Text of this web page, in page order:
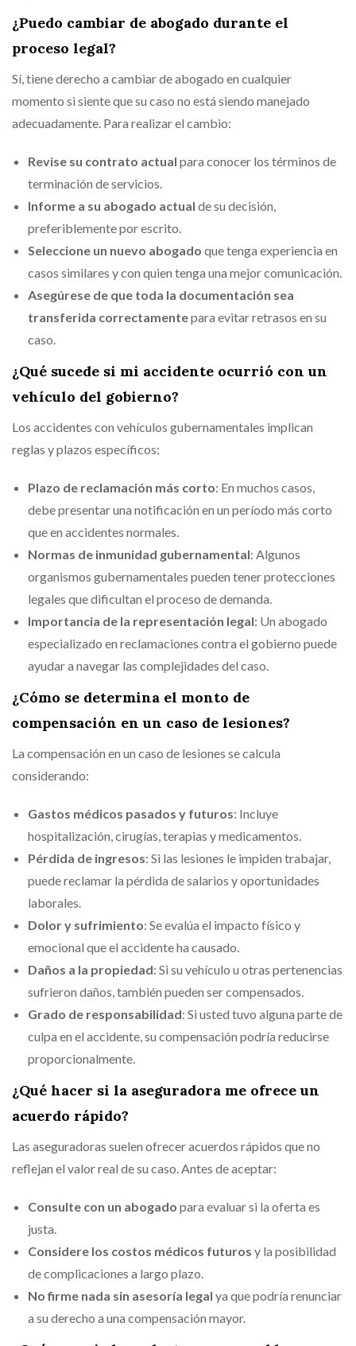
¿Puedo cambiar de abogado durante el
proceso legal?
Sí, tiene derecho a cambiar de abogado en cualquier
momento si siente que su caso no está siendo manejado
adecuadamente. Para realizar el cambio:
Revise su contrato actual para conocer los términos de
terminación de servicios.
Informe a su abogado actual de su decisión,
preferiblemente por escrito.
Seleccione un nuevo abogado que tenga experiencia en
casos similares y con quien tenga una mejor comunicación.
Asegúrese de que toda la documentación sea
transferida correctamentepara evitar retrasos en su
caso.
¿Qué sucede si mi accidente ocurrió con un
vehículo del gobierno?
Los accidentes con vehículos gubernamentales implican
reglas y plazos específicos:
Plazo de reclamación más corto: En muchos casos,
debe presentar una notificación en un período más corto
que en accidentes normales.
Normas de inmunidad gubernamental: Algunos
organismos gubernamentales pueden tener protecciones
legales que dificultan el proceso de demanda.
Importancia de la representación legal: Un abogado
especializado en reclamaciones contra el gobierno puede
ayudar a navegar las complejidades del caso.
¿Cómo se determina el monto de
compensación en un caso de lesiones?
La compensación en un caso de lesiones se calcula
considerando:
Gastos médicos pasados y futuros: Incluye
hospitalización, cirugías, terapias y medicamentos.
Pérdida de ingresos: Si las lesiones le impiden trabajar,
puede reclamar la pérdida de salarios y oportunidades
laborales.
Dolor y sufrimiento: Se evalúa el impacto físico y
emocional que el accidente ha causado.
Daños a la propiedad: Si su vehículo u otras pertenencias
sufrieron daños, también pueden ser compensados.
Grado de responsabilidad: Si usted tuvo alguna parte de
culpa en el accidente, su compensación podría reducirse
proporcionalmente.
¿Qué hacer si la aseguradora me ofrece un
acuerdo rápido?
Las aseguradoras suelen ofrecer acuerdos rápidos que no
reflejan el valor real de su caso. Antes de aceptar:
Consulte con un abogado para evaluar si la oferta es
justa.
Considere los costos médicos futuros y la posibilidad
de complicaciones a largo plazo.
No firme nada sin asesoría legal ya que podría renunciar
a su derecho a una compensación mayor.